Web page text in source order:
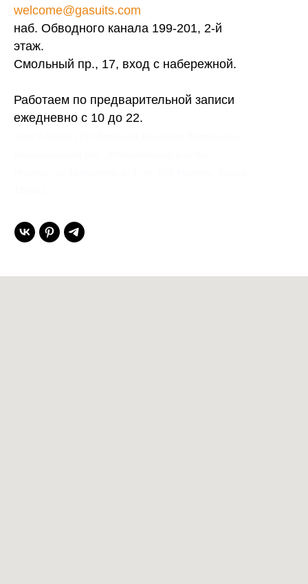
welcome@gasuits.com
наб. Обводного канала 199-201, 2-й
этаж.
Смольный пр., 17, вход с набережной.
Работаем по предварительной записи
ежедневно с 10 до 22.